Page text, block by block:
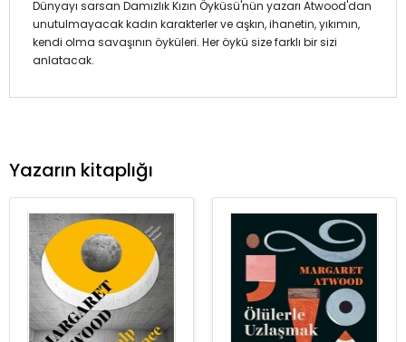
Dünyayı sarsan Damızlık Kızın Öyküsü'nün yazarı Atwood'dan
unutulmayacak kadın karakterler ve aşkın, ihanetin, yıkımın,
kendi olma savaşının öyküleri. Her öykü size farklı bir sizi
anlatacak.
Yazarın kitaplığı